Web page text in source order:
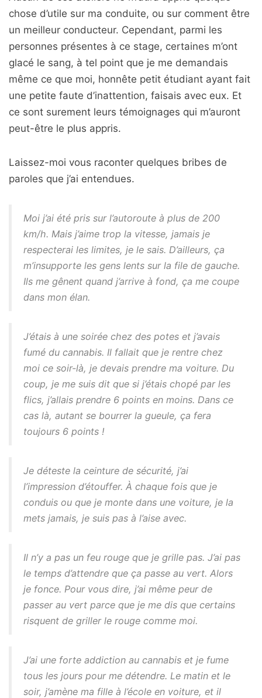
chose d’utile sur ma conduite, ou sur comment être
un meilleur conducteur. Cependant, parmi les
personnes présentes à ce stage, certaines m’ont
glacé le sang, à tel point que je me demandais
même ce que moi, honnête petit étudiant ayant fait
une petite faute d’inattention, faisais avec eux. Et
ce sont surement leurs témoignages qui m’auront
peut-être le plus appris.
Laissez-moi vous raconter quelques bribes de
paroles que j’ai entendues.
Moi j’ai été pris sur l’autoroute à plus de 200
km/h. Mais j’aime trop la vitesse, jamais je
respecterai les limites, je le sais. D’ailleurs, ça
m’insupporte les gens lents sur la file de gauche.
Ils me gênent quand j’arrive à fond, ça me coupe
dans mon élan.
J’étais à une soirée chez des potes et j’avais
fumé du cannabis. Il fallait que je rentre chez
moi ce soir-là, je devais prendre ma voiture. Du
coup, je me suis dit que si j’étais chopé par les
flics, j’allais prendre 6 points en moins. Dans ce
cas là, autant se bourrer la gueule, ça fera
toujours 6 points !
Je déteste la ceinture de sécurité, j’ai
l’impression d’étouffer. À chaque fois que je
conduis ou que je monte dans une voiture, je la
mets jamais, je suis pas à l’aise avec.
Il n’y a pas un feu rouge que je grille pas. J’ai pas
le temps d’attendre que ça passe au vert. Alors
je fonce. Pour vous dire, j’ai même peur de
passer au vert parce que je me dis que certains
risquent de griller le rouge comme moi.
J’ai une forte addiction au cannabis et je fume
tous les jours pour me détendre. Le matin et le
soir, j’amène ma fille à l’école en voiture, et il